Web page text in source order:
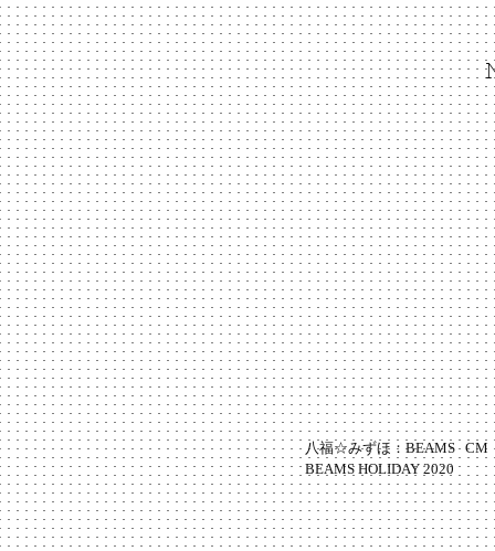
八福☆みずほ：BEAMS
BEAMS HOLIDAY 2020